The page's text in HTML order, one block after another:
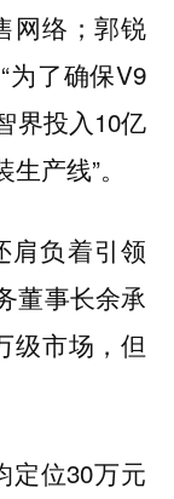
网络；郭锐
为了确保V9
界投入10亿
产线”。
肩负着引领
董事长余承
级市场，但
定位30万元